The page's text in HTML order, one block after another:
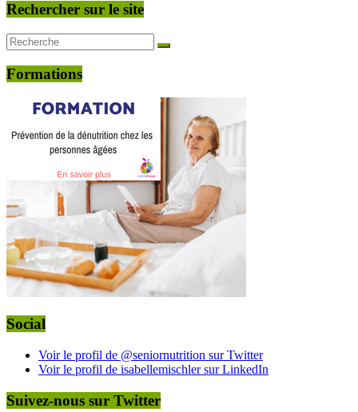
Rechercher sur le site
Formations
Social
Voir le profil de @seniornutrition sur Twitter
Voir le profil de isabellemischler sur LinkedIn
Suivez-nous sur Twitter